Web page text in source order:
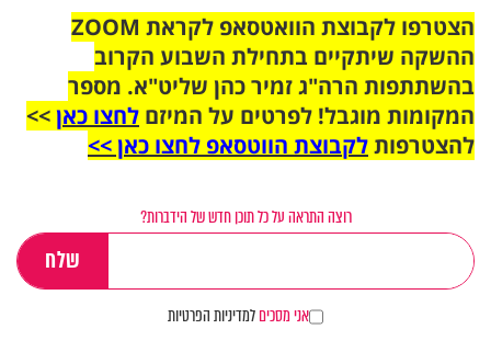
הצטרפו לקבוצת הוואטסאפ לקראת ZOOM
ההשקה שיתקיים בתחילת השבוע הקרוב
בהשתתפות הרה"ג זמיר כהן שליט"א. מספר
המקומות מוגבל! לפרטים על המיזם לחצו כאן>>
להצטרפותלקבוצת הווטסאפ לחצו כאן >>
רוצה התראה על כל תוכן חדש של הידברות?
אני מסכיםלמדיניות הפרטיות